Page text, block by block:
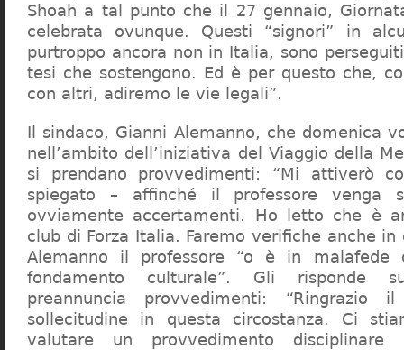
Shoah a tal punto che il 27 gennaio,
celebrata ovunque. Questi “signori” in
purtroppo ancora non in Italia, sono
tesi che sostengono. Ed è per questo che,
con altri, adiremo le vie legali”.
Il sindaco, Gianni Alemanno, che domenica
nell’ambito dell’iniziativa del Viaggio della
si prendano provvedimenti: “Mi attiverò
spiegato – affinché il professore venga
ovviamente accertamenti. Ho letto che è
club di Forza Italia. Faremo verifiche anche in
Alemanno il professore “o è in malafede
fondamento culturale”. Gli risponde
preannuncia provvedimenti:
sollecitudine in questa circostanza. Ci
valutare un provvedimento